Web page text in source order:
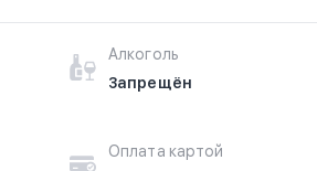
Алкоголь
Запрещён
Оплата картой